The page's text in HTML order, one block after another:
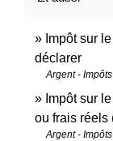
Impôt sur
déclarer
Argent -
Impôt sur
ou frais réels
Argent -